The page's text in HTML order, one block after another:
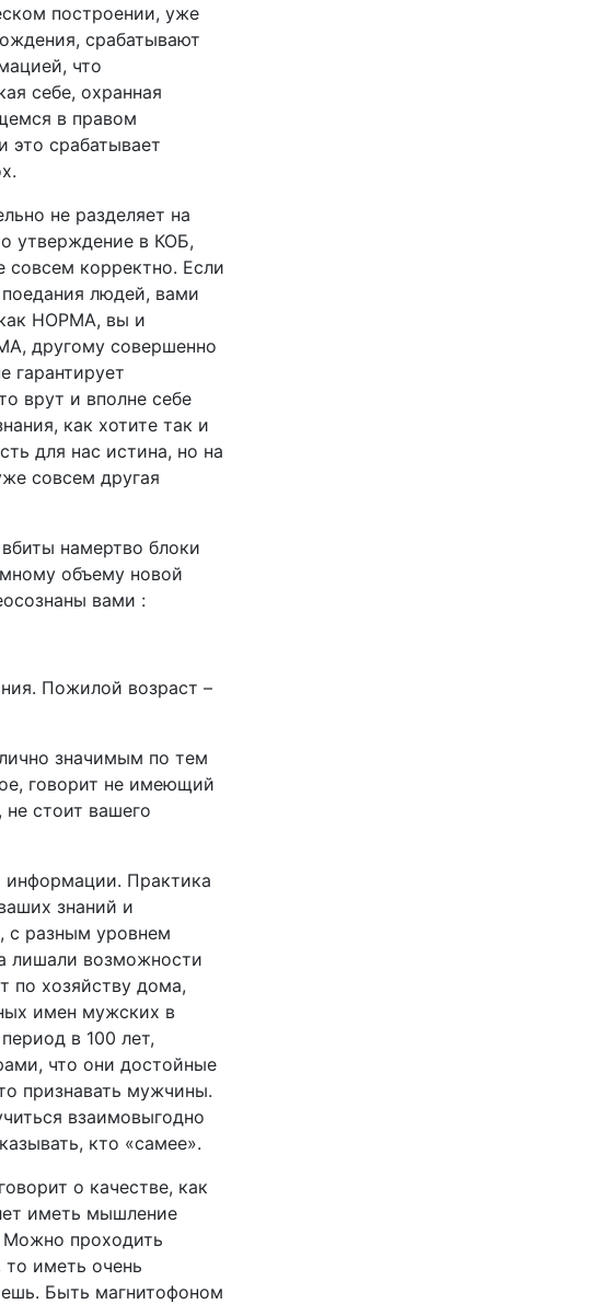
построении, уже
срабатывают
что
себе, охранная
в правом
это срабатывает
не разделяет на
утверждение в КОБ,
совсем корректно. Если
людей, вами
НОРМА, вы и
другому совершенно
гарантирует
врут и вполне себе
как хотите так и
для нас истина, но на
совсем другая
намертво блоки
объему новой
вами :
Пожилой возраст –
значимым по тем
говорит не имеющий
не стоит вашего
информации. Практика
знаний и
с разным уровнем
лишали возможности
по хозяйству дома,
имен мужских в
в 100 лет,
что они достойные
признавать мужчины.
взаимовыгодно
кто «самее».
о качестве, как
иметь мышление
Можно проходить
иметь очень
Быть магнитофоном